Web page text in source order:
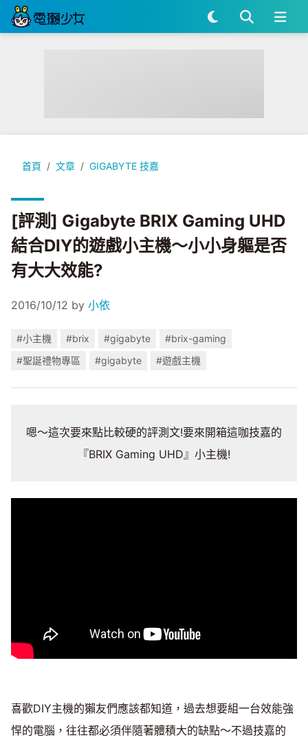
首頁 文章 GIGABYTE 技嘉
[評測] Gigabyte BRIX Gaming UHD 結合DIY的遊戲小主機～
[評測] Gigabyte BRIX Gaming UHD
結合DIY的遊戲小主機～小小身軀是否
有大大效能?
2016/10/12 by 小依
#小主機 #brix #gigabyte
#brix-gaming
#聖誕禮物專區
#gigabyte #遊戲主機
嗯～這次要來點比較硬的評測文!要來開箱這咖技嘉的
『BRIX Gaming UHD』小主機!
喜歡DIY主機的獺友們應該都知道，過去想要組一台效能強
悍的電腦，往往都必須伴隨著體積大的缺點～不過技嘉的